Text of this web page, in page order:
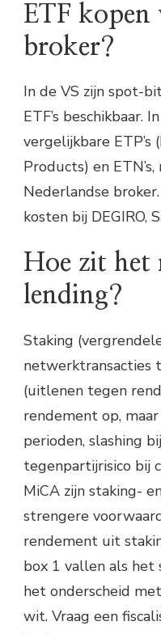
ETF kopen
broker?
In de VS zijn spot-
ETF’s beschikbaar.
vergelijkbare ETP’s
Products) en
Nederlandse
kosten bij DEGIRO,
Hoe zit het
lending?
Staking
netwerktransacties
(uitlenen tegen
rendement op,
perioden, slashing
tegenpartijrisico bij
MiCA zijn staking-
strengere
rendement uit
box 1 vallen als
het onderscheid
wit. Vraag een